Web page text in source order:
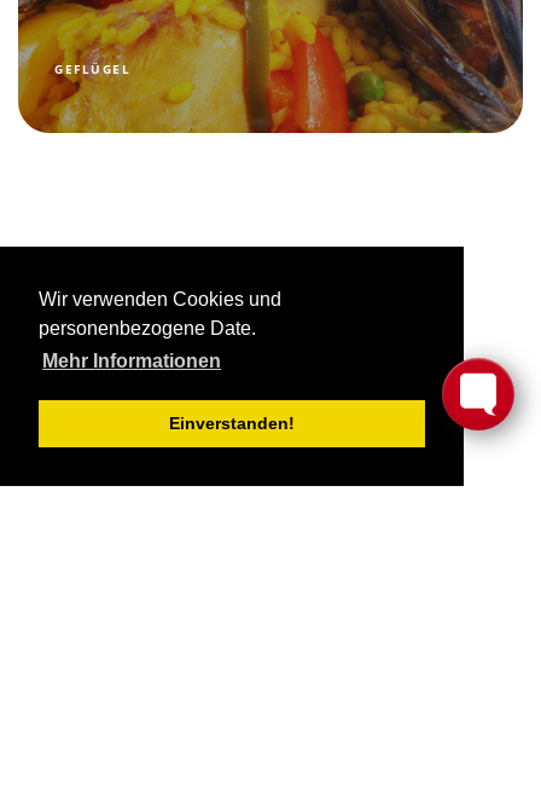
Wir verwenden Cookies und
personenbezogene Date.
Mehr Informationen
Einverstanden!
GEFLÜGEL